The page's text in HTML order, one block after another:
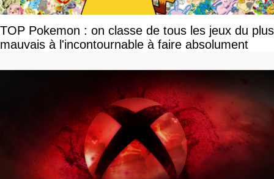
TOP Pokemon : on classe de tous les jeux du plus
mauvais à l'incontournable à faire absolument